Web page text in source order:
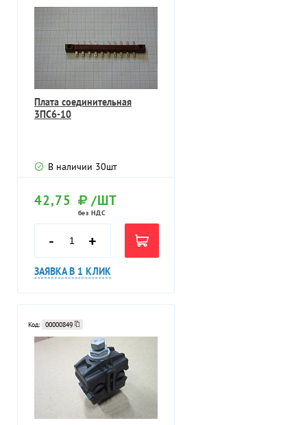
Плата соединительная
3ПС6-10
В наличии 30шт
42,75 /ШТ
без НДС
- +
ЗАЯВКА В 1 КЛИК
Код: 00000849